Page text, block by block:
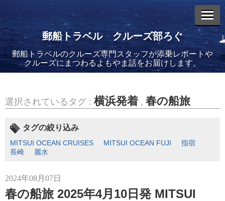
郵船トラベル クルーズ部ろぐ
郵船トラベルのクルーズ専門スタッフが添乗レポートや
クルーズにまつわるよもやま話をお届けします。
選択されているタグ : 横浜発着 , 春の船旅
タグの絞り込み
MITSUI OCEAN CRUISES MITSUI OCEAN FUJI
指宿
長崎
麗水
2024年08月07日
春の船旅 2025年4月10日発 MITSUI
エントリーリスト
2026年08月06日